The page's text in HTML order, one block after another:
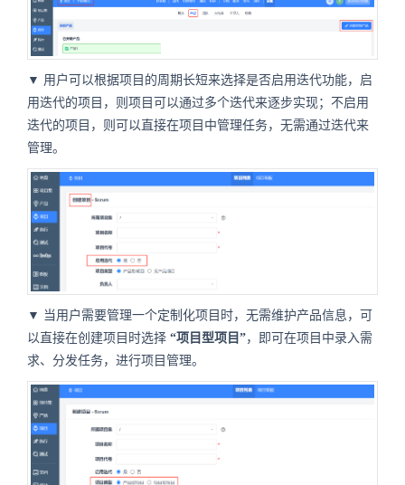
▼ 用户可以根据项目的周期长短来选择是否启用迭代功能，启
用迭代的项目，则项目可以通过多个迭代来逐步实现；不启用
迭代的项目，则可以直接在项目中管理任务，无需通过迭代来
管理。
▼ 当用户需要管理一个定制化项目时，无需维护产品信息，可
以直接在创建项目时选择 “项目型项目”，即可在项目中录入需
求、分发任务，进行项目管理。